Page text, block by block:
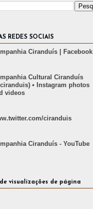
REDES SOCIAIS
Ciranduís | Facebook
Cultural Ciranduís
• Instagram photos
videos
ciranduis
Ciranduís - YouTube
visualizações de página